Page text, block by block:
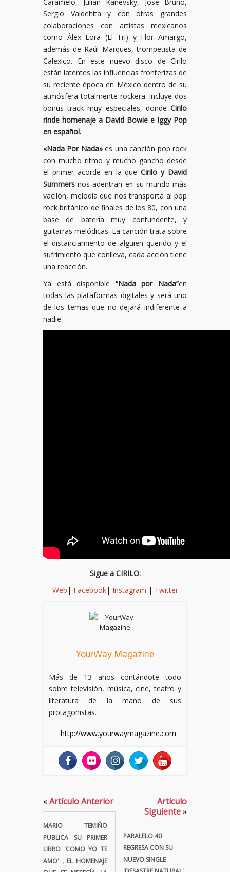
Sergio Valdehita y con otras grandes
colaboraciones con artistas mexicanos
como Álex Lora (El Tri) y Flor Amargo,
además de Raúl Marques, trompetista de
Calexico. En este nuevo disco de Cirilo
están latentes las influencias fronterizas de
su reciente época en México dentro de su
atmósfera totalmente rockera. Incluye dos
bonus track muy especiales, donde Cirilo
rinde homenaje a David Bowie e Iggy Pop
en español.
«Nada Por Nada»es una canción pop rock
con mucho ritmo y mucho gancho desde
el primer acorde en la queCirilo y David
Summers nos adentran en su mundo más
vacilón, melodía que nos transporta al pop
rock británico de finales de los 80, con una
base de batería muy contundente, y
guitarras melódicas. La canción trata sobre
el distanciamiento de alguien querido y el
sufrimiento que conlleva, cada acción tiene
una reacción.
Ya está disponible “Nada por Nada”en
todas las plataformas digitales y será uno
de los temas que no dejará indiferente a
nadie.
Sigue a CIRILO:
Web | Facebook| Instagram | Twitter
YourWay Magazine
Más de 13 años contándote todo
sobre televisión, música, cine, teatro y
literatura de la mano de sus
protagonistas.
http://www.yourwaymagazine.com
«Artículo Anterior
MARIO TEMIÑO
PUBLICA SU PRIMER
LIBRO 'COMO YO TE
AMO' , EL HOMENAJE
Artículo
Siguiente»
PARALELO 40
REGRESA CON SU
NUEVO SINGLE